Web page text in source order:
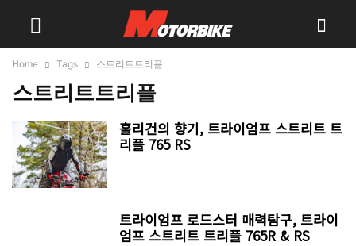
Home Tags 스트리트트리플
스트리트트리플
훌리건의 향기, 트라이엄프 스트리트 트
리플 765 RS
트라이엄프 로드스터 매력탐구, 트라이
엄프 스트리트 트리플 765R & RS